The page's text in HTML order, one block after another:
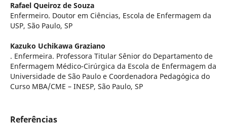
Rafael Queiroz de Souza
Enfermeiro. Doutor em Ciências, Escola de Enfermagem da
USP, São Paulo, SP
Kazuko Uchikawa Graziano
. Enfermeira. Professora Titular Sênior do Departamento de
Enfermagem Médico-Cirúrgica da Escola de Enfermagem da
Universidade de São Paulo e Coordenadora Pedagógica do
Curso MBA/CME – INESP, São Paulo, SP
Referências